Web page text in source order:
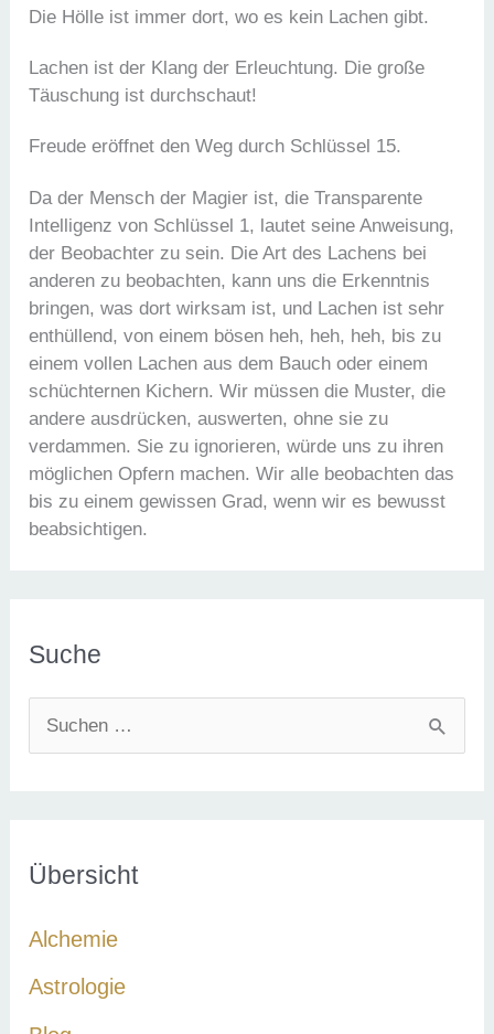
Die Hölle ist immer dort, wo es kein Lachen gibt.
Lachen ist der Klang der Erleuchtung. Die große
Täuschung ist durchschaut!
Freude eröffnet den Weg durch Schlüssel 15.
Da der Mensch der Magier ist, die Transparente
Intelligenz von Schlüssel 1, lautet seine Anweisung,
der Beobachter zu sein. Die Art des Lachens bei
anderen zu beobachten, kann uns die Erkenntnis
bringen, was dort wirksam ist, und Lachen ist sehr
enthüllend, von einem bösen heh, heh, heh, bis zu
einem vollen Lachen aus dem Bauch oder einem
schüchternen Kichern. Wir müssen die Muster, die
andere ausdrücken, auswerten, ohne sie zu
verdammen. Sie zu ignorieren, würde uns zu ihren
möglichen Opfern machen. Wir alle beobachten das
bis zu einem gewissen Grad, wenn wir es bewusst
beabsichtigen.
Suche
u
e
n
a
Übersicht
Alchemie
Astrologie